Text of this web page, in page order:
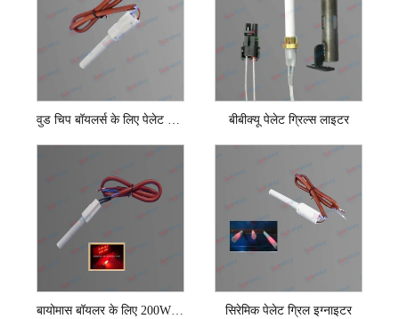
वुड चिप बॉयलर्स के लिए पेलेट स्टोव इग्नाइटर बीबीक्यू पेलेट ग्रिल्स लाइटर
बायोमास बॉयलर के लिए 200W सिरेमिक पेलेट इग्नाइटर सिरेमिक पेलेट ग्रिल इग्नाइटर